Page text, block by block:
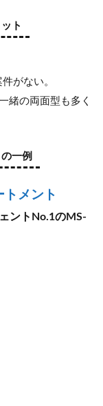
ト
がない。
緒の両面型も多く
一例
トメント
ントNo.1のMS-